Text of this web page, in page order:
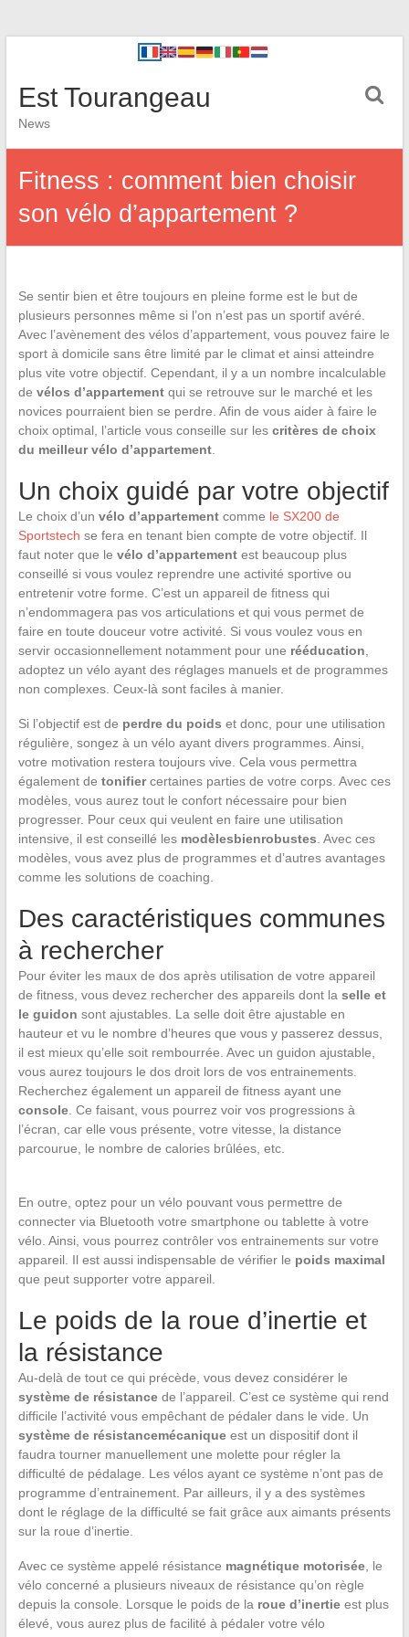
Est Tourangeau
News
Fitness : comment bien choisir
son vélo d’appartement ?
Se sentir bien et être toujours en pleine forme est le but de
plusieurs personnes même si l’on n’est pas un sportif avéré.
Avec l’avènement des vélos d’appartement, vous pouvez faire le
sport à domicile sans être limité par le climat et ainsi atteindre
plus vite votre objectif. Cependant, il y a un nombre incalculable
de vélos d’appartementqui se retrouve sur le marché et les
novices pourraient bien se perdre. Afin de vous aider à faire le
choix optimal, l’article vous conseille sur les critères de choix
du meilleur vélo d’appartement.
Un choix guidé par votre objectif
Le choix d’un vélo d’appartementcomme le SX200 de
Sportstech se fera en tenant bien compte de votre objectif. Il
faut noter que le vélo d’appartementest beaucoup plus
conseillé si vous voulez reprendre une activité sportive ou
entretenir votre forme. C’est un appareil de fitness qui
n’endommagera pas vos articulations et qui vous permet de
faire en toute douceur votre activité. Si vous voulez vous en
servir occasionnellement notamment pour une rééducation
adoptez un vélo ayant des réglages manuels et de programmes
non complexes. Ceux-là sont faciles à manier.
Si l’objectif est de perdre du poids et donc, pour une utilisation
régulière, songez à un vélo ayant divers programmes. Ainsi,
votre motivation restera toujours vive. Cela vous permettra
également de tonifiercertaines parties de votre corps. Avec ces
modèles, vous aurez tout le confort nécessaire pour bien
progresser. Pour ceux qui veulent en faire une utilisation
intensive, il est conseillé les modèlesbienrobustes . Avec ces
modèles, vous avez plus de programmes et d’autres avantages
comme les solutions de coaching.
Des caractéristiques communes
à rechercher
Pour éviter les maux de dos après utilisation de votre appareil
de fitness, vous devez rechercher des appareils dont la selle et
le guidon sont ajustables. La selle doit être ajustable en
hauteur et vu le nombre d’heures que vous y passerez dessus,
il est mieux qu’elle soit rembourrée. Avec un guidon ajustable,
vous aurez toujours le dos droit lors de vos entrainements.
Recherchez également un appareil de fitness ayant une
console. Ce faisant, vous pourrez voir vos progressions à
l’écran, car elle vous présente, votre vitesse, la distance
parcourue, le nombre de calories brûlées, etc.
En outre, optez pour un vélo pouvant vous permettre de
connecter via Bluetooth votre smartphone ou tablette à votre
vélo. Ainsi, vous pourrez contrôler vos entrainements sur votre
appareil. Il est aussi indispensable de vérifier le poids maximal
que peut supporter votre appareil.
Le poids de la roue d’inertie et
la résistance
Au-delà de tout ce qui précède, vous devez considérer le
système de résistance de l’appareil. C’est ce système qui rend
difficile l’activité vous empêchant de pédaler dans le vide. Un
système de résistancemécaniqueest un dispositif dont il
faudra tourner manuellement une molette pour régler la
difficulté de pédalage. Les vélos ayant ce système n’ont pas de
programme d’entrainement. Par ailleurs, il y a des systèmes
dont le réglage de la difficulté se fait grâce aux aimants présents
sur la roue d’inertie.
Avec ce système appelé résistance magnétique motorisée, le
vélo concerné a plusieurs niveaux de résistance qu’on règle
depuis la console. Lorsque le poids de la roue d’inertieest plus
élevé, vous aurez plus de facilité à pédaler votre vélo